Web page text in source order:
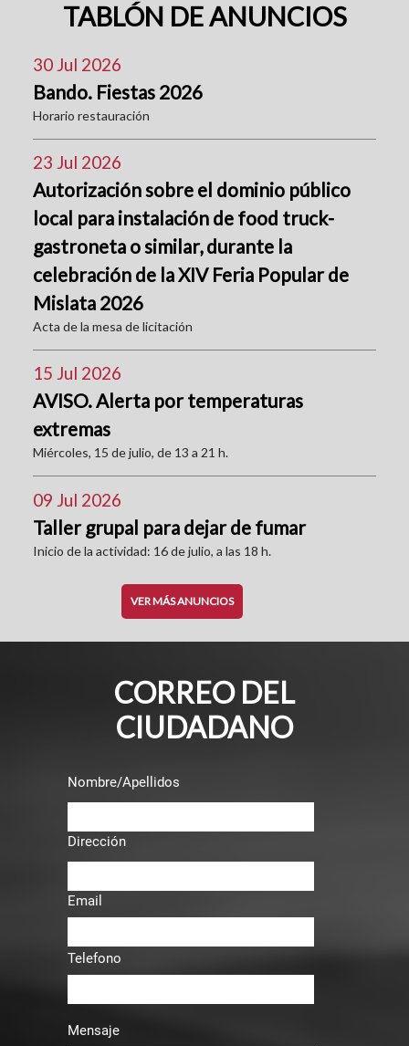
TABLÓN DE ANUNCIOS
30 Jul 2026
Bando. Fiestas 2026
Horario restauración
23 Jul 2026
Autorización sobre el dominio público
local para instalación de food truck-
gastroneta o similar, durante la
celebración de la XIV Feria Popular de
Mislata 2026
Acta de la mesa de licitación
15 Jul 2026
AVISO. Alerta por temperaturas
extremas
Miércoles, 15 de julio, de 13 a 21 h.
09 Jul 2026
Taller grupal para dejar de fumar
Inicio de la actividad: 16 de julio, a las 18 h.
VER MÁS ANUNCIOS
CORREO DEL
CIUDADANO
Nombre/Apellidos
Dirección
Email
Telefono
Mensaje